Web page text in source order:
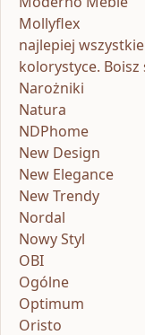
Mollyflex
najlepiej
kolorystyce. Boisz
Narożniki
Natura
NDPhome
New Design
New Elegance
New Trendy
Nordal
Nowy Styl
OBI
Ogólne
Optimum
Oristo